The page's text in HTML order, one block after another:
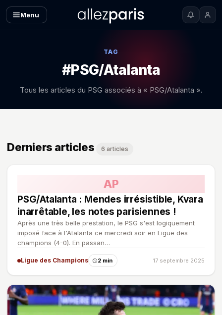
Menu
TAG
#PSG/Atalanta
Tous les articles du PSG associés à « PSG/Atalanta ».
Derniers articles 6 articles
AP
PSG/Atalanta : Mendes irrésistible, Kvara
inarrêtable, les notes parisiennes !
Après une très belle prestation, le PSG s'est logiquement
imposé face à l'Atalanta ce mercredi soir en Ligue des
champions (4-0). En passan…
Ligue des Champions 2 min 17 septembre 2025